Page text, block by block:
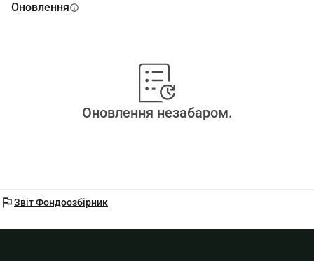
Оновленняinfo
Оновлення незабаром.
flagЗвіт Фондоозбірник